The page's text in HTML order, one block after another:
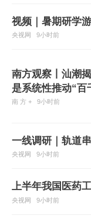
视频｜暑期研学
央视网 9小时前
南方观察丨汕潮
是系统性推动“百
一子？
南 方 + 9小时前
一线调研｜轨道
央视网 9小时前
上半年我国医药
央视网 9小时前